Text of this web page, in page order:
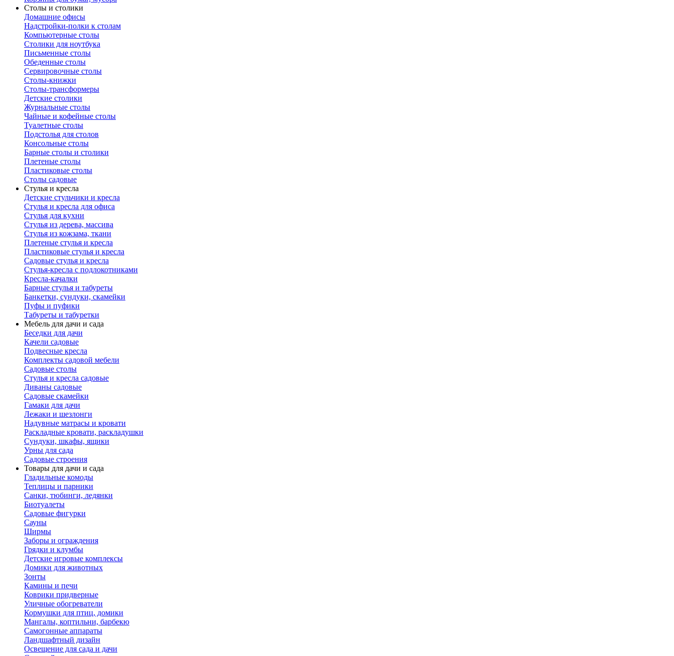
Столы и столики
Домашние офисы
Надстройки-полки к столам
Компьютерные столы
Столики для ноутбука
Письменные столы
Обеденные столы
Сервировочные столы
Столы-книжки
Столы-трансформеры
Детские столики
Журнальные столы
Чайные и кофейные столы
Туалетные столы
Подстолья для столов
Консольные столы
Барные столы и столики
Плетеные столы
Пластиковые столы
Столы садовые
Стулья и кресла
Детские стульчики и кресла
Стулья и кресла для офиса
Стулья для кухни
Стулья из дерева, массива
Стулья из кожзама, ткани
Плетеные стулья и кресла
Пластиковые стулья и кресла
Садовые стулья и кресла
Стулья-кресла с подлокотниками
Кресла-качалки
Барные стулья и табуреты
Банкетки, сундуки, скамейки
Пуфы и пуфики
Табуреты и табуретки
Мебель для дачи и сада
Беседки для дачи
Качели садовые
Подвесные кресла
Комплекты садовой мебели
Садовые столы
Стулья и кресла садовые
Диваны садовые
Садовые скамейки
Гамаки для дачи
Лежаки и шезлонги
Надувные матрасы и кровати
Раскладные кровати, раскладушки
Сундуки, шкафы, ящики
Урны для сада
Садовые строения
Товары для дачи и сада
Гладильные комоды
Теплицы и парники
Санки, тюбинги, ледянки
Биотуалеты
Садовые фигурки
Сауны
Ширмы
Заборы и ограждения
Грядки и клумбы
Детские игровые комплексы
Домики для животных
Зонты
Камины и печи
Коврики придверные
Уличные обогреватели
Кормушки для птиц, домики
Мангалы, коптильни, барбекю
Самогонные аппараты
Ландшафтный дизайн
Освещение для сада и дачи